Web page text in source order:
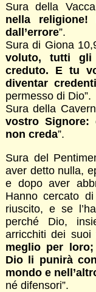
Sura della
nella
dall’errore”.
Sura di Giona
voluto, tutti gli
creduto. E tu
diventar
permesso di Dio”.
Sura della
vostro
non creda”.
Sura del
aver detto nulla,
e dopo aver
Hanno cercato
riuscito, e se
perché Dio,
arricchiti dei
meglio per
Dio li punirà
mondo e
né difensori”.